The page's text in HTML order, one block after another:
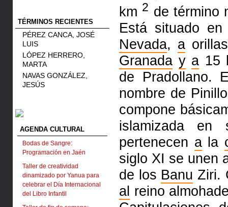
TÉRMINOS RECIENTES
PÉREZ CANCA, JOSÉ
LUIS
LÓPEZ HERRERO,
MARTA
NAVAS GONZÁLEZ,
JESÚS
AGENDA CULTURAL
Bodas de Sangre:
Programación en Jaén
Taller de creatividad
dinamizado por Yanua para
celebrar el Día Internacional
del Libro Infantil
km 2 de término
Está situado
Nevada, a
Granada y a 15
de Pradollano.
nombre de
compone
islamizada en
pertenecen ala
siglo XI se unen
de los Banu Ziri.
al reino